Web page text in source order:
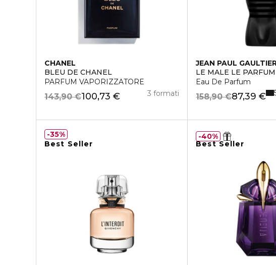
CHANEL
BLEU DE CHANEL
PARFUM VAPORIZZATORE
100,73 €
143,90 € 3 formati
JEAN PAUL
LE MALE LE PARFUM
Eau De Parfum
87,39 €
158,90 €
Best Seller
35%
Best Seller
40%